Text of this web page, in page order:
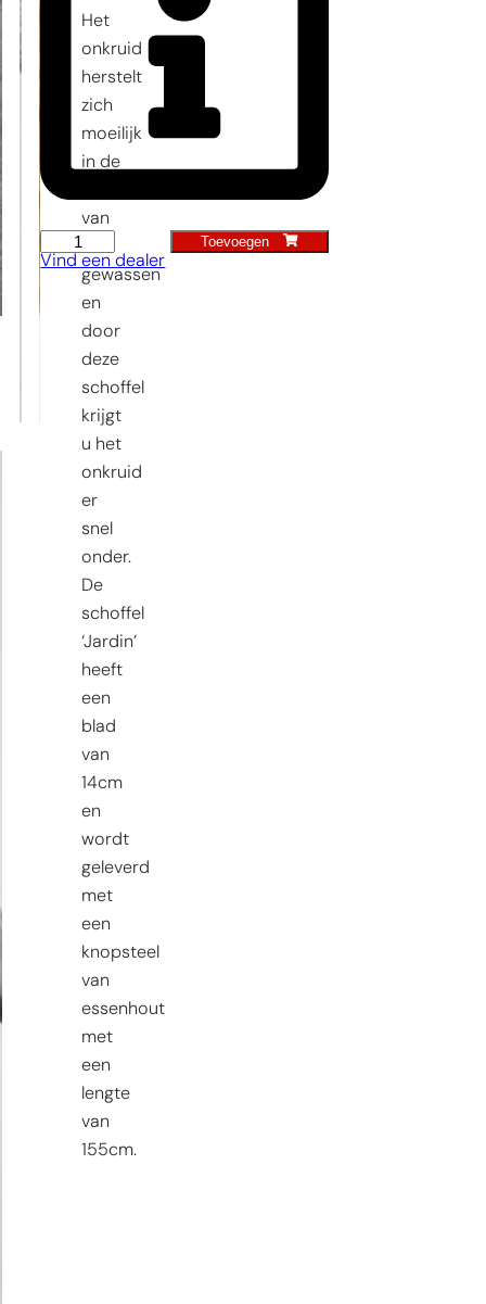
Schoffel
'Jardin'
aantal
Toevoegen
Vind een dealer
Het
onkruid
herstelt
zich
moeilijk
in de
van
uw
gewassen
en
door
deze
schoffel
krijgt
u het
onkruid
er
snel
onder.
De
schoffel
‘Jardin’
heeft
een
blad
van
14cm
en
wordt
geleverd
met
een
knopsteel
van
essenhout
met
een
lengte
van
155cm.